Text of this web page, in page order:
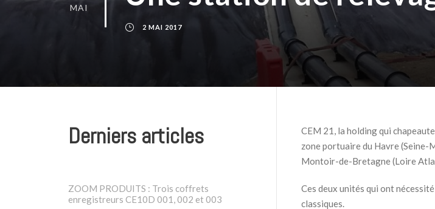
MAI
2 MAI 2017
CEM 21, la holding qui
zone portuaire du Havre
Montoir-de-Bretagne (Loire
Ces deux unités qui ont
classiques.
Derniers articles
ZOOM PRODUITS : Trois coffrets
enregistreurs CE10D 001, 002 et 003